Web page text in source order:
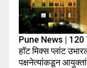
Pune News | 120
हॉट मिक्स प्लांट
पक्षनेत्यांकडून